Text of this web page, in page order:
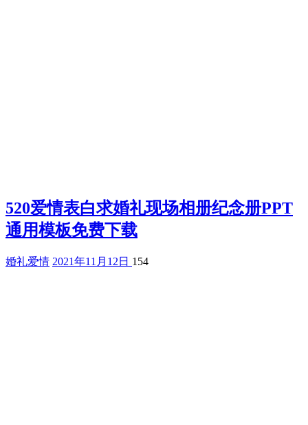
520爱情表白求婚礼现场相册纪念册PPT
通用模板免费下载
婚礼爱情 2021年11月12日 154